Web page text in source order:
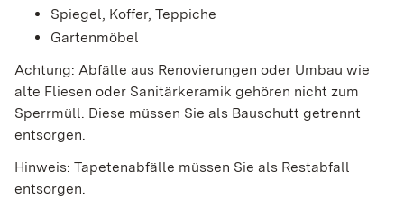
Spiegel, Koffer, Teppiche
Gartenmöbel
Achtung: Abfälle aus Renovierungen oder Umbau wie
alte Fliesen oder Sanitärkeramik gehören nicht zum
Sperrmüll. Diese müssen Sie als Bauschutt getrennt
entsorgen.
Hinweis: Tapetenabfälle müssen Sie als Restabfall
entsorgen.